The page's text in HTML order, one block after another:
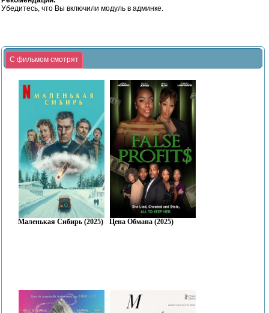
Убедитесь, что Вы включили модуль в админке.
С фильмом смотрят
Маленькая Сибирь (2025) Цена Обмана (2025)